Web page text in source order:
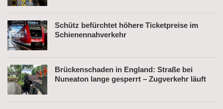
Schütz befürchtet höhere Ticketpreise im
Schienennahverkehr
Brückenschaden in England: Straße bei
Nuneaton lange gesperrt – Zugverkehr läuft